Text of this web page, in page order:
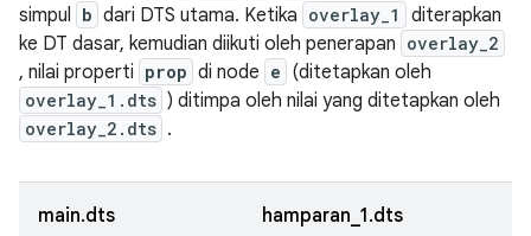
simpul b dari DTS utama. Ketika overlay_1
diterapkan
ke DT dasar, kemudian diikuti oleh penerapan overlay_2
, nilai properti prop di node e (ditetapkan oleh
overlay_1.dts ) ditimpa oleh nilai yang ditetapkan oleh
overlay_2.dts .
main.dts hamparan_1.dts